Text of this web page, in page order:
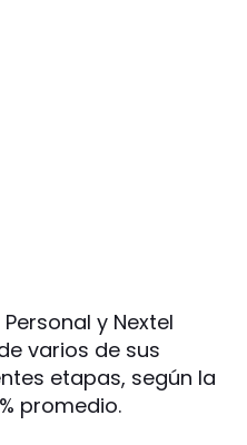
y Nextel
varios de sus
etapas, según la
promedio.